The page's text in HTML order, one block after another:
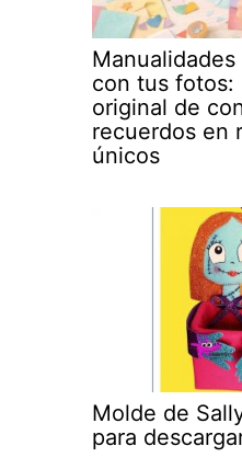
con tus fotos:
original de
recuerdos en
únicos
Molde de
para